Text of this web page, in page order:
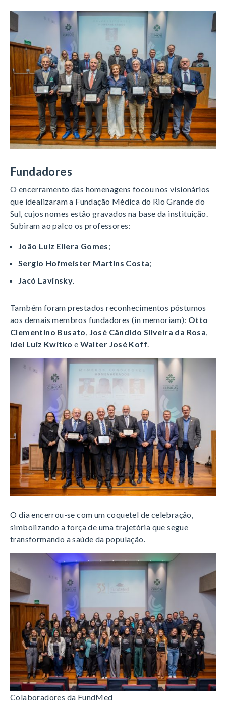
Fundadores
O encerramento das homenagens focou nos visionários
que idealizaram a Fundação Médica do Rio Grande do
Sul, cujos nomes estão gravados na base da instituição
Subiram ao palco os professores:
João Luiz Ellera Gomes;
Sergio Hofmeister Martins Costa;
Jacó Lavinsky
Também foram prestados reconhecimentos póstumos
aos demais membros fundadores (in memoriam): Otto
Clementino Busato
José Cândido Silveira da Rosa
Idel Luiz Kwitko e Walter José Koff
O dia encerrou-se com um coquetel de celebração,
simbolizando a força de uma trajetória que segue
transformando a saúde da população.
Colaboradores da FundMed